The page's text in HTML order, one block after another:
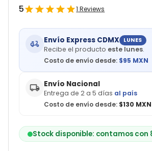
5
1 Reviews
Envío Express CDMX LUNES
Recibe el producto este lunes.
Costo de envío desde: $95 MXN
Envío Nacional
Entrega de 2 a 5 días al país
Costo de envío desde: $130 MXN
Stock disponible: contamos con